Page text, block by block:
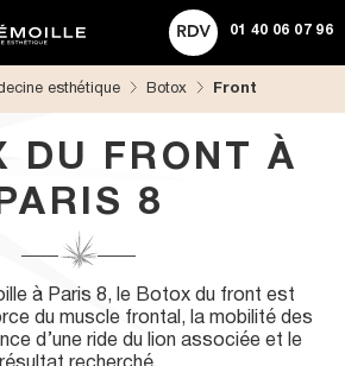
01 40 06 07 96
UNE CARTE CADEAU
esthétique Botox Front
DU FRONT À
PARIS 8
à Paris 8, le Botox du front est
du muscle frontal, la mobilité des
d’une ride du lion associée et le